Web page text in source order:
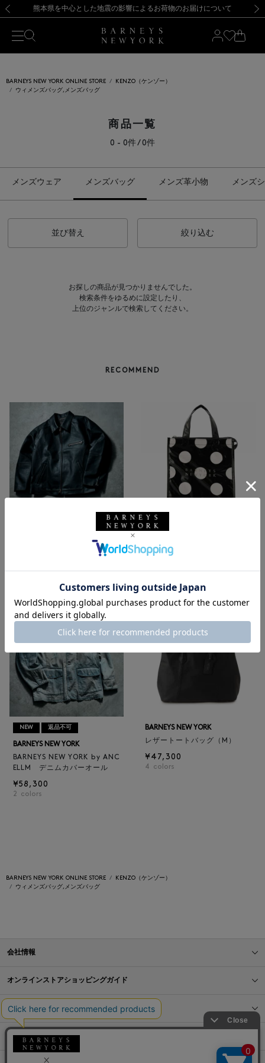
新規登録のお客様も対象！＜MY BARNEYS＞会員のお客様は11,000円（税込）以上のお買上げで常時送料無料！お買い物の際は会員登録を！
【夏季休業に伴う返品・交換承り一時停止のお知らせ】（2026.8.5）
熊本県を中心とした地震の影響によるお荷物のお届けについて
【開催中】SUMMER SALEのご案内・ご注意事項 新規登録のお客様も対象！＜MY BARNEYS＞会員のお客様は11,000円（税込）以上のお買上げで常時送料無料！お買い物の際は会員登録を！
【夏季休業に伴う返品・交換承り一時停止のお知らせ】（2026.8.5）
BARNEYS NEW YORK ONLINE STORE
KENZO（ケンゾー）
ウィメンズバッグ,メンズバッグ
商品一覧
0 - 0件 / 0件
メンズウェア メンズバッグ メンズ革小物 メンズ
並び替え 絞り込む
お探しの商品が見つかりませんでした。
検索条件をゆるめに設定したり、
上位のジャンルで検索してください。
RECOMMEND
BARNEYS NEW YORK by ANC
NEW
BARNEYS NEW YORK
ロゴ入りPVC保冷トートバッ
¥6,600
NEW 返品不可
BARNEYS NEW YORK
BARNEYS NEW YORK by ANC
ELLM デニムカバーオール
¥58,300
2 colors
BARNEYS NEW YORK
レザートートバッグ（M）
¥47,300
4 colors
BARNEYS NEW YORK ONLINE STORE
KENZO（ケンゾー）
ウィメンズバッグ,メンズバッグ
会社情報
オンラインストアショッピングガイド
店舗情報
サービス